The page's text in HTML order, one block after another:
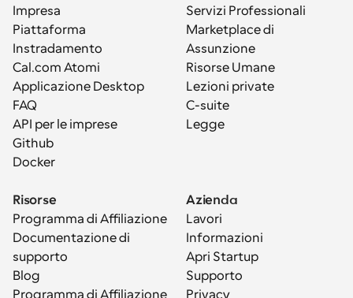
Impresa
Piattaforma
Instradamento
Cal.com Atomi
Applicazione Desktop
FAQ
API per le imprese
Github
Docker
Servizi Professionali
Marketplace di
Assunzione
Risorse Umane
Lezioni private
C-suite
Legge
Risorse
Programma di Affiliazione
Documentazione di
supporto
Blog
Programma di Affiliazione
Azienda
Lavori
Informazioni
Apri Startup
Supporto
Privacy